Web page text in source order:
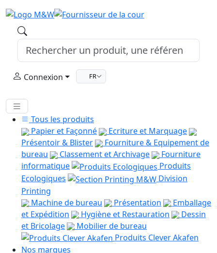
Connexion FR
Tous les produits
Papier et Façonné
Ecriture et Marquage
Présentoir & Blister
Fourniture & Equipement de
bureau
Classement et Archivage
Fourniture
informatique
Produits
Ecologiques
Division
Printing
Machine de bureau
Présentation
Emballage
et Expédition
Hygiène et Restauration
Dessin
et Bricolage
Mobilier de bureau
Produits Clever Akafen
Nos marques